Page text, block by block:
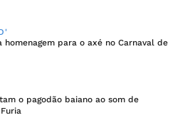
homenagem para o axé no Carnaval de
o pagodão baiano ao som de